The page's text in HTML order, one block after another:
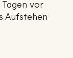
vor
Aufstehen